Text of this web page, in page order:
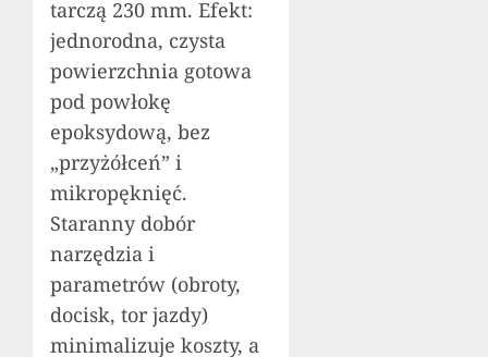
tarczą 230 mm. Efekt:
jednorodna, czysta
powierzchnia gotowa
pod powłokę
epoksydową, bez
„przyżółceń” i
mikropęknięć.
Staranny dobór
narzędzia i
parametrów (obroty,
docisk, tor jazdy)
minimalizuje koszty, a